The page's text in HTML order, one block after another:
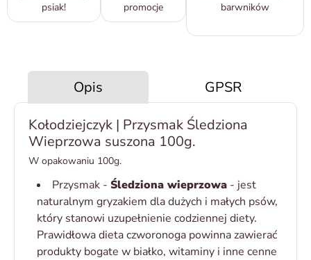
psiak!
promocje
barwników
Opis
GPSR
Kołodziejczyk | Przysmak Śledziona
Wieprzowa suszona 100g.
W opakowaniu 100g.
Przysmak - Śledziona wieprzowa - jest
naturalnym gryzakiem dla dużych i małych psów,
który stanowi uzupełnienie codziennej diety.
Prawidłowa dieta czworonoga powinna zawierać
produkty bogate w białko, witaminy i inne cenne